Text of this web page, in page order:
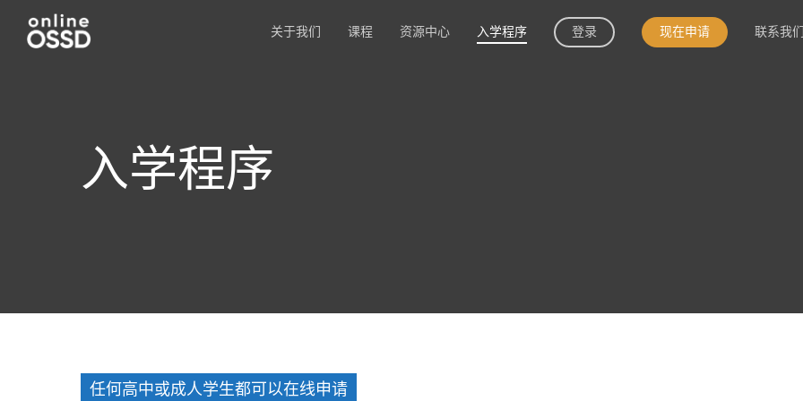
关于我们 课程 资源中心 入学程序 登录 现在申请 联系我们
入学程序
任何高中或成人学生都可以在线申请